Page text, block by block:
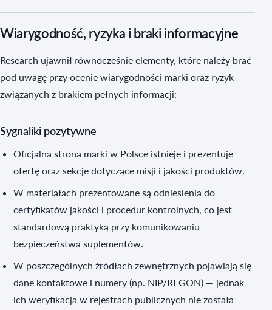
Wiarygodność, ryzyka i braki informacyjne
Research ujawnił równocześnie elementy, które należy brać
pod uwagę przy ocenie wiarygodności marki oraz ryzyk
związanych z brakiem pełnych informacji:
Sygnaliki pozytywne
Oficjalna strona marki w Polsce istnieje i prezentuje
ofertę oraz sekcje dotyczące misji i jakości produktów.
W materiałach prezentowane są odniesienia do
certyfikatów jakości i procedur kontrolnych, co jest
standardową praktyką przy komunikowaniu
bezpieczeństwa suplementów.
W poszczególnych źródłach zewnętrznych pojawiają się
dane kontaktowe i numery (np. NIP/REGON) — jednak
ich weryfikacja w rejestrach publicznych nie została